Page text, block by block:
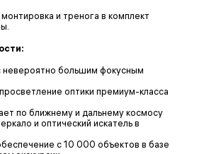
и тренога в комплект
невероятно большим фокусным
оптики премиум-класса
по ближнему и дальнему космосу
и оптический искатель в
с 10 000 объектов в базе